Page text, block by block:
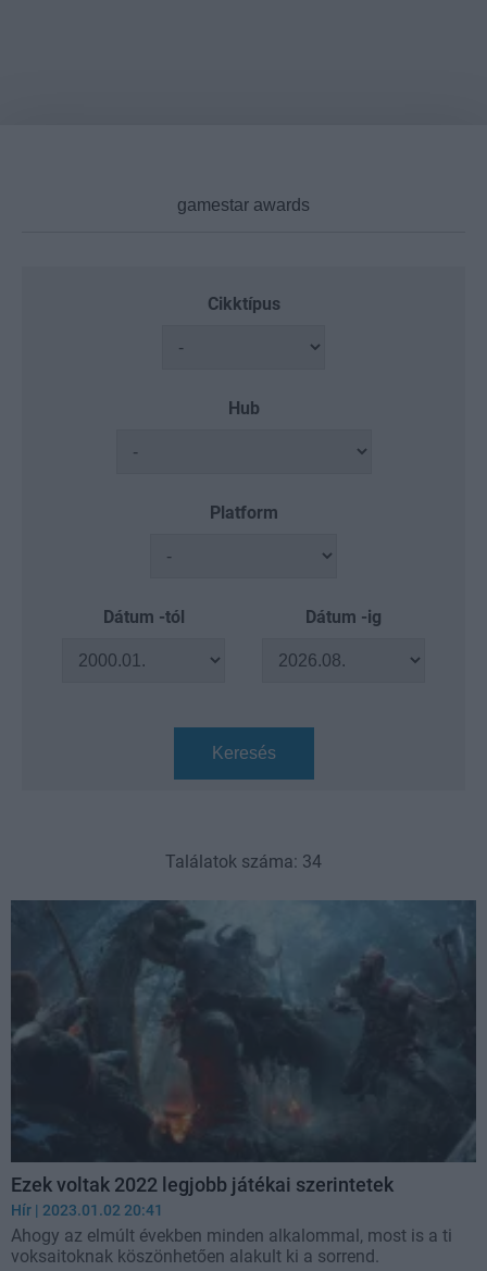
Cikktípus
Hub
Platform
Dátum -tól Dátum -ig
Keresés
Találatok száma: 34
Ezek voltak 2022 legjobb játékai szerintetek
Hír | 2023.01.02 20:41
Ahogy az elmúlt években minden alkalommal, most is a ti
voksaitoknak köszönhetően alakult ki a sorrend.